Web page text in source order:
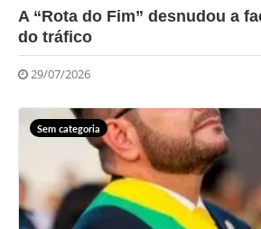
?>
A “Rota do Fim” desnudou a
do tráfico
29/07/2026
Sem categoria